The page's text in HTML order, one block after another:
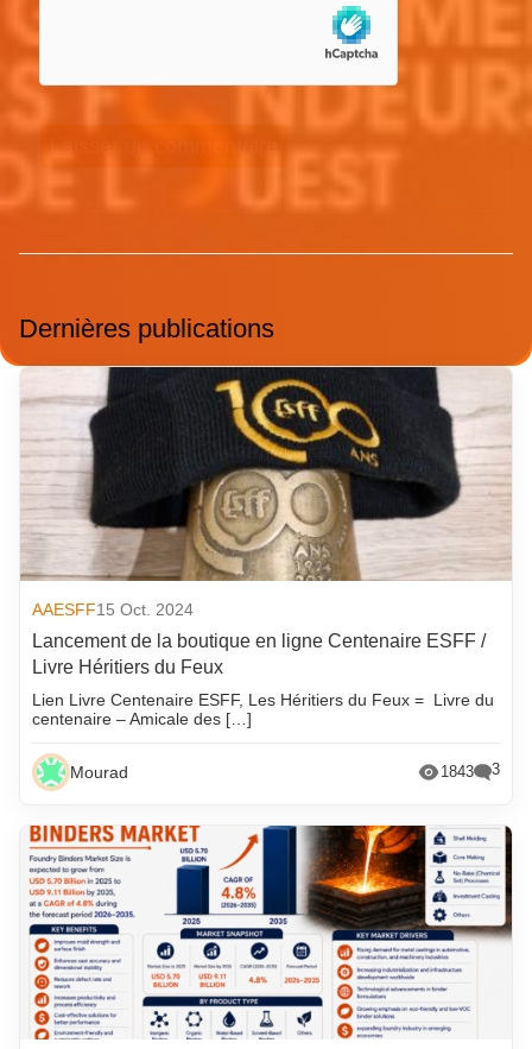
Dernières publications
AAESFF15 Oct. 2024
Lancement de la boutique en ligne Centenaire ESFF /
Livre Héritiers du Feux
Lien Livre Centenaire ESFF, Les Héritiers du Feux = Livre du
centenaire – Amicale des […]
Mourad 1843 3